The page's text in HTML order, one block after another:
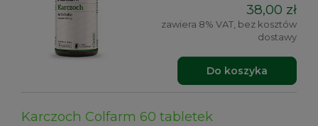
38,00 zł
zawiera 8% VAT, bez kosztów
dostawy
Do koszyka
Karczoch Colfarm 60 tabletek